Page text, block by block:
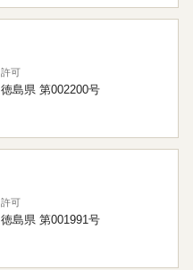
許可
徳島県 第002200号
許可
徳島県 第001991号